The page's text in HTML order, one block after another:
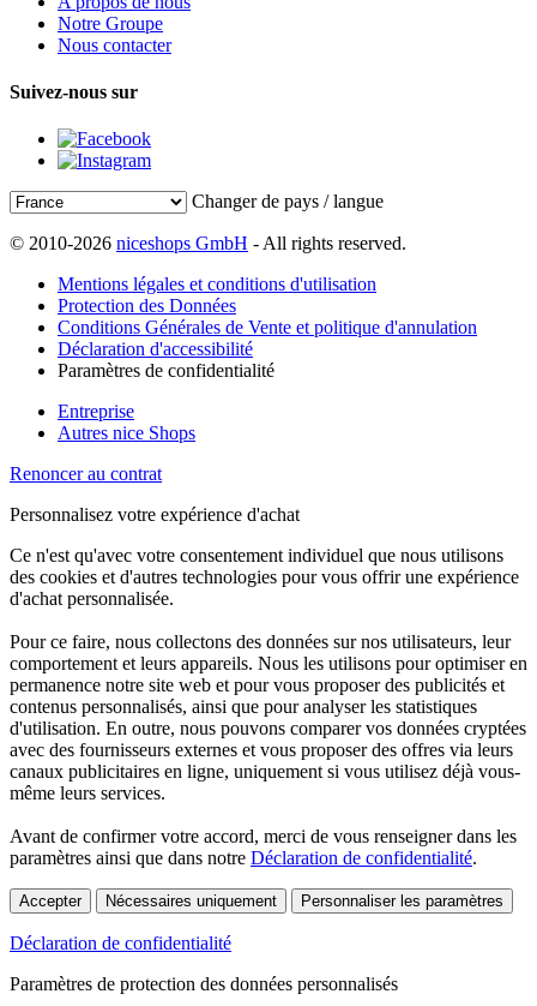
Notre Groupe
Nous contacter
Suivez-nous sur
Changer de pays / langue
© 2010-2026 niceshops GmbH - All rights reserved.
Mentions légales et conditions d'utilisation
Protection des Données
Conditions Générales de Vente et politique d'annulation
Déclaration d'accessibilité
Paramètres de confidentialité
Entreprise
Autres nice Shops
Renoncer au contrat
Personnalisez votre expérience d'achat
Ce n'est qu'avec votre consentement individuel que nous utilisons
des cookies et d'autres technologies pour vous offrir une expérience
d'achat personnalisée.
Pour ce faire, nous collectons des données sur nos utilisateurs, leur
comportement et leurs appareils. Nous les utilisons pour optimiser en
permanence notre site web et pour vous proposer des publicités et
contenus personnalisés, ainsi que pour analyser les statistiques
d'utilisation. En outre, nous pouvons comparer vos données cryptées
avec des fournisseurs externes et vous proposer des offres via leurs
canaux publicitaires en ligne, uniquement si vous utilisez déjà vous-
même leurs services.
Avant de confirmer votre accord, merci de vous renseigner dans les
paramètres ainsi que dans notre Déclaration de confidentialité.
Accepter Nécessaires uniquement Personnaliser les paramètres
Déclaration de confidentialité
Paramètres de protection des données personnalisés